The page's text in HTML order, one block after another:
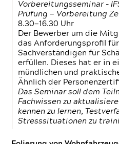
Vorbereitungsseminar -
Prüfung — Vorbereitung
8.30—16.30 Uhr
Der Bewerber um die
das Anforderungsprofil
Sachverständigen für
erfüllen. Dieses hat er in
mündlichen und
Ähnlich der
Das Seminar soll dem
Fachwissen zu
kennen zu lernen,
Stresssituationen zu